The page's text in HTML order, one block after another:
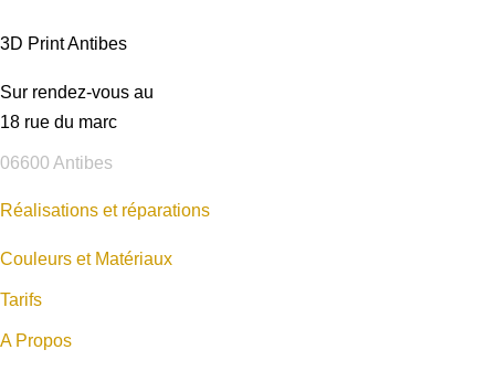
3D Print Antibes
Sur rendez-vous au
18 rue du marc
06600 Antibes
Réalisations et réparations
Couleurs et Matériaux
Tarifs
A Propos